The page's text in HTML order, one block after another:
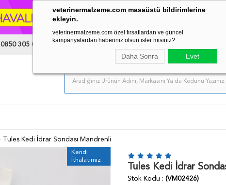
veterinermalzeme.com masaüstü bildirimlerine
ekleyin.
veterinermalzeme.com özel fırsatlardan ve güncel
kampanyalardan haberiniz olsun ister misiniz?
Daha Sonra Evet
0850 305 03 34
Tules Kedi İdrar Sondası Mandrenli
Kendi
İthalatımız
Tules Kedi İdrar
Stok Kodu
(VM02426)